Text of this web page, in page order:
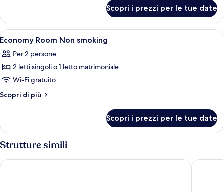
angolo
Standard,
letto
matrimoniale,
vista
giardino,
angolo
Scopri i prezzi per le tue date
Apri
tutte
le
foto
per
Economy
smoking
Camera d'albergo con un letto, una
3
Economy Room Non smoking
Per 2 persone
2 letti singoli o 1 letto matrimoniale
Wi-Fi gratuito
Scopri di più
Altri
Room
smoking
Scopri i prezzi per le tue date
Strutture simili
Pharos Hvar Bayhill Hotel Amfora